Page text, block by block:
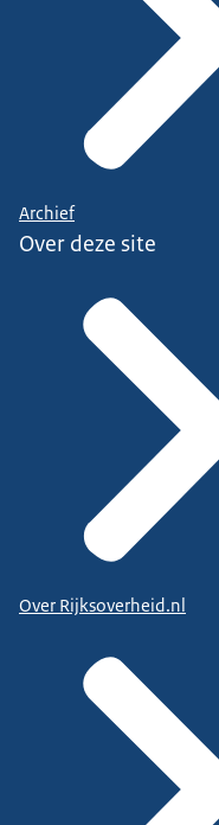
Archief
Over deze site
Over Rijksoverheid.nl